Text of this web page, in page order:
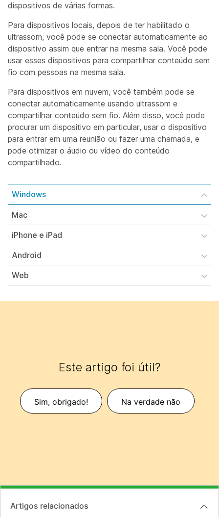
dispositivos de várias formas.
Para dispositivos locais, depois de ter habilitado o
ultrassom, você pode se conectar automaticamente ao
dispositivo assim que entrar na mesma sala. Você pode
usar esses dispositivos para compartilhar conteúdo sem
fio com pessoas na mesma sala.
Para dispositivos em nuvem, você também pode se
conectar automaticamente usando ultrassom e
compartilhar conteúdo sem fio. Além disso, você pode
procurar um dispositivo em particular, usar o dispositivo
para entrar em uma reunião ou fazer uma chamada, e
pode otimizar o áudio ou vídeo do conteúdo
compartilhado.
Windows
Mac
iPhone e iPad
Android
Web
Este artigo foi útil?
Sim, obrigado! Na verdade não
Artigos relacionados